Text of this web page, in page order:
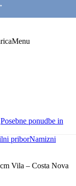
Menu
Posebne ponudbe in
priborNamizni